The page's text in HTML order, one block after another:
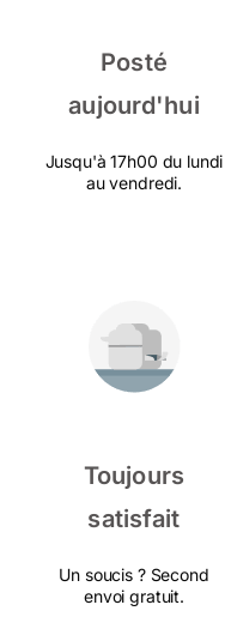
Posté
aujourd'hui
Jusqu'à 17h00 du lundi
au vendredi.
Toujours
satisfait
Un soucis ? Second
envoi gratuit.